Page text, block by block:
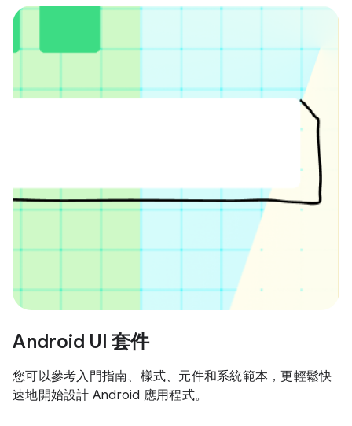
Android UI 套件
您可以參考入門指南、樣式、元件和系統範本，更輕鬆快
速地開始設計 Android 應用程式。